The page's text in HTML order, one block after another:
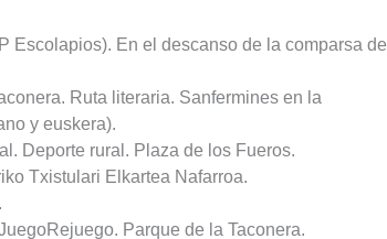
Escolapios). En el descanso de la comparsa de
Ruta literaria. Sanfermines en la
y euskera).
Deporte rural. Plaza de los Fueros.
Txistulari Elkartea Nafarroa.
Parque de la Taconera.